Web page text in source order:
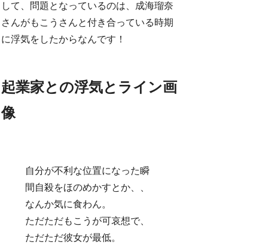
して、問題となっているのは、成海瑠奈
さんがもこうさんと付き合っている時期
に浮気をしたからなんです！
起業家との浮気とライン画
像
自分が不利な位置になった瞬
間自殺をほのめかすとか、、
なんか気に食わん。
ただただもこうが可哀想で、
ただただ彼女が最低。